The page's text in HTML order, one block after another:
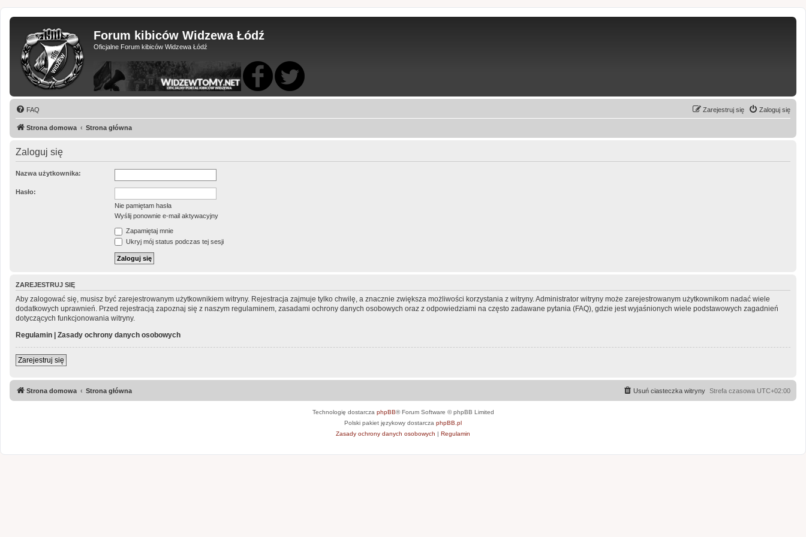
Forum kibiców Widzewa Łódź
Oficjalne Forum kibiców Widzewa Łódź
FAQ Zaloguj się
Zarejestruj się
Strona domowa Strona główna
Zaloguj się
Nazwa użytkownika:
Hasło:
Nie pamiętam hasła
Wyślij ponownie e-mail aktywacyjny
Zapamiętaj mnie
Ukryj mój status podczas tej sesji
ZAREJESTRUJ SIĘ
Aby zalogować się, musisz być zarejestrowanym użytkownikiem witryny. Rejestracja zajmuje tylko chwilę, a znacznie zwiększa możliwości korzystania z witryny. Administrator witryny może zarejestrowanym użytkownikom nadać wiele
dodatkowych uprawnień. Przed rejestracją zapoznaj się z naszym regulaminem, zasadami ochrony danych osobowych oraz z odpowiedziami na często zadawane pytania (FAQ), gdzie jest wyjaśnionych wiele podstawowych zagadnień
dotyczących funkcjonowania witryny.
Regulamin | Zasady ochrony danych osobowych
Zarejestruj się
Strona domowa Strona główna Strefa czasowa UTC+02:00
Usuń ciasteczka witryny
Technologię dostarcza phpBB® Forum Software © phpBB Limited
Polski pakiet językowy dostarcza phpBB.pl
Zasady ochrony danych osobowych | Regulamin